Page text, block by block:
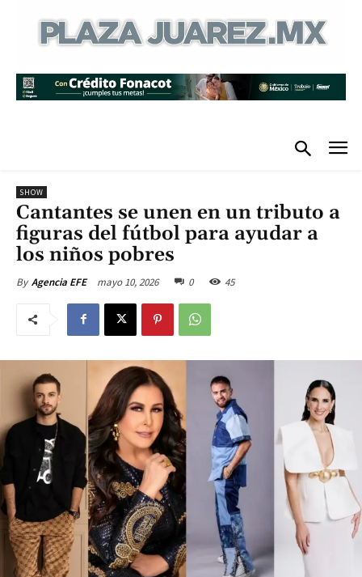
SHOW
Cantantes se unen en un tributo a
figuras del fútbol para ayudar a
los niños pobres
By Agencia EFE mayo 10, 2026 0 45